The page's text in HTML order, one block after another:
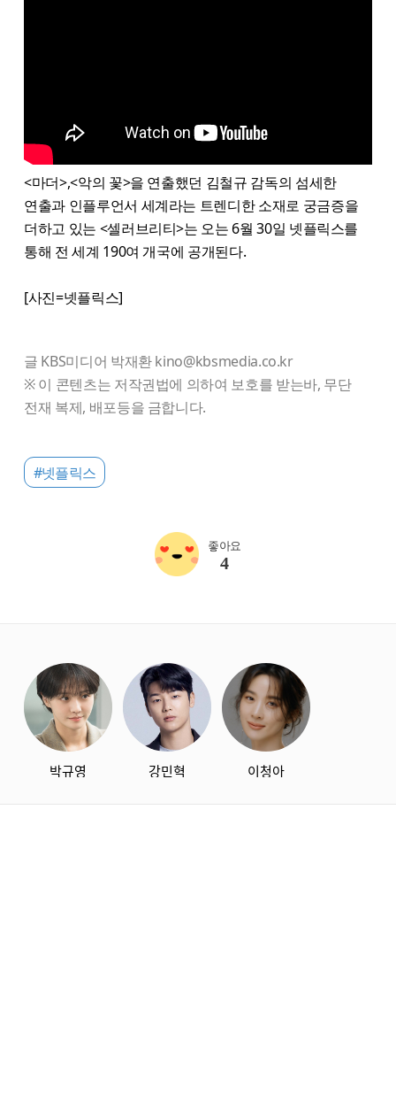
<마더>,<악의 꽃>을 연출했던 김철규 감독의 섬세한
연출과 인플루언서 세계라는 트렌디한 소재로 궁금증을
더하고 있는 <셀러브리티>는 오는 6월 30일 넷플릭스를
통해 전 세계 190여 개국에 공개된다.
[사진=넷플릭스]
글 KBS미디어 박재환 kino@kbsmedia.co.kr
※ 이 콘텐츠는 저작권법에 의하여 보호를 받는바, 무단
전재 복제, 배포등을 금합니다.
#넷플릭스
좋아요
4
박규영 강민혁 이청아